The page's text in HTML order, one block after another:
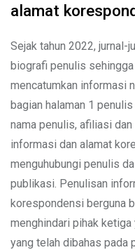
alamat
Sejak tahun 2022, jurnal-
biografi penulis
mencatumkan informasi
bagian halaman 1
nama penulis, afiliasi
informasi dan alamat
menguhubungi penulis
publikasi. Penulisan
korespondensi berguna
menghindari pihak
yang telah dibahas pada